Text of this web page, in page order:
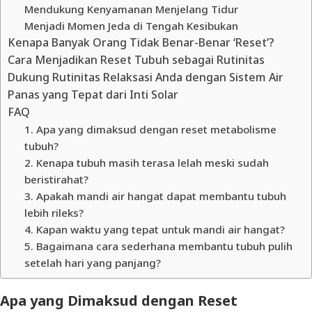
Mendukung Kenyamanan Menjelang Tidur
Menjadi Momen Jeda di Tengah Kesibukan
Kenapa Banyak Orang Tidak Benar-Benar ‘Reset’?
Cara Menjadikan Reset Tubuh sebagai Rutinitas
Dukung Rutinitas Relaksasi Anda dengan Sistem Air
Panas yang Tepat dari Inti Solar
FAQ
1. Apa yang dimaksud dengan reset metabolisme
tubuh?
2. Kenapa tubuh masih terasa lelah meski sudah
beristirahat?
3. Apakah mandi air hangat dapat membantu tubuh
lebih rileks?
4. Kapan waktu yang tepat untuk mandi air hangat?
5. Bagaimana cara sederhana membantu tubuh pulih
setelah hari yang panjang?
Apa yang Dimaksud dengan Reset